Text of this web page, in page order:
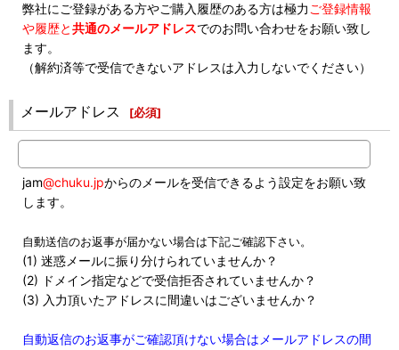
弊社にご登録がある方やご購入履歴のある方は極力 ご登録情報
や履歴と共通のメールアドレスでのお問い合わせをお願い致し
ます。
（解約済等で受信できないアドレスは入力しないでください）
メールアドレス [必須]
jam@chuku.jpからのメールを受信できるよう設定をお願い致
します。
自動送信のお返事が届かない場合は下記ご確認下さい。
(1) 迷惑メールに振り分けられていませんか？
(2) ドメイン指定などで受信拒否されていませんか？
(3) 入力頂いたアドレスに間違いはございませんか？
自動返信のお返事がご確認頂けない場合はメールアドレスの間